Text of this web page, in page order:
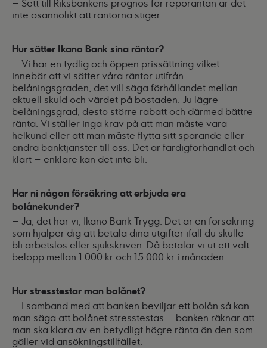
– Sett till Riksbankens prognos för reporäntan är det
inte osannolikt att räntorna stiger.
Hur sätter Ikano Bank sina räntor?
– Vi har en tydlig och öppen prissättning vilket
innebär att vi sätter våra räntor utifrån
belåningsgraden, det vill säga förhållandet mellan
aktuell skuld och värdet på bostaden. Ju lägre
belåningsgrad, desto större rabatt och därmed bättre
ränta. Vi ställer inga krav på att man måste vara
helkund eller att man måste flytta sitt sparande eller
andra banktjänster till oss. Det är färdigförhandlat och
klart – enklare kan det inte bli.
Har ni någon försäkring att erbjuda era
bolånekunder?
– Ja, det har vi, Ikano Bank Trygg. Det är en försäkring
som hjälper dig att betala dina utgifter ifall du skulle
bli arbetslös eller sjukskriven. Då betalar vi ut ett valt
belopp mellan 1 000 kr och 15 000 kr i månaden.
Hur stresstestar man bolånet?
– I samband med att banken beviljar ett bolån så kan
man säga att bolånet stresstestas – banken räknar att
man ska klara av en betydligt högre ränta än den som
gäller vid ansökningstillfället.